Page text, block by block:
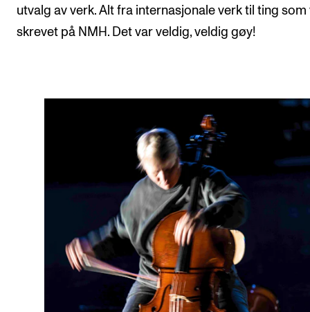
utvalg av verk. Alt fra internasjonale verk til ting som
skrevet på NMH. Det var veldig, veldig gøy!